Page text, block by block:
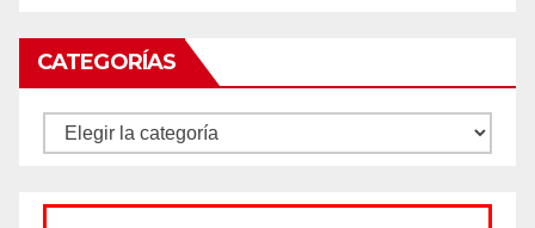
CATEGORÍAS
CATEGORÍAS